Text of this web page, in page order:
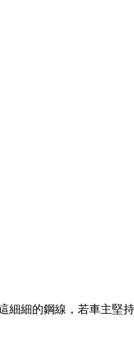
細的鋼線，若車主堅